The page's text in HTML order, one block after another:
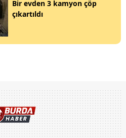
Bir evden 3 kamyon çöp
çıkartıldı